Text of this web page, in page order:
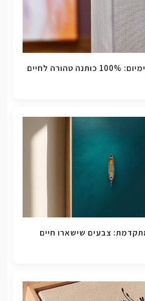
קנבס אמנים פרימיום: 100% כותנה טהורה לחיים
צבעים שישארו חיים